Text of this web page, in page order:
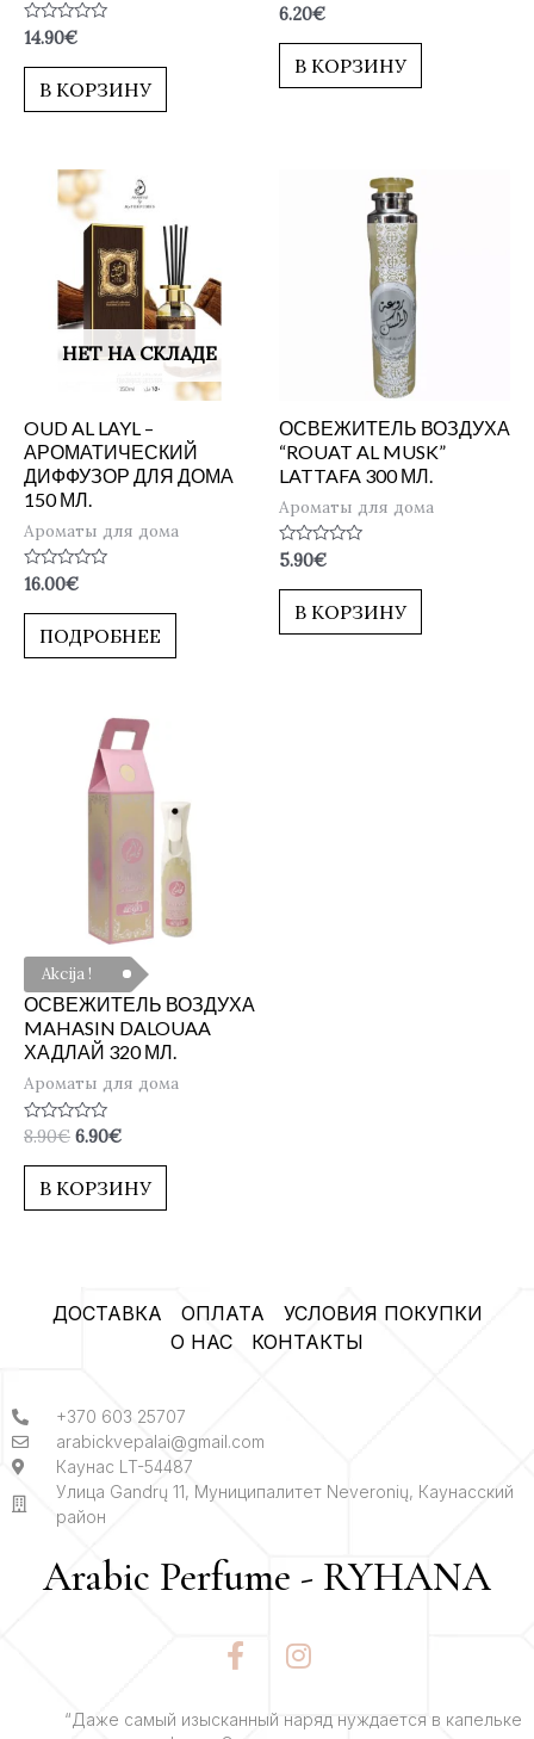
Оценка
0
из
14.90€
В КОРЗИНУ
Оценка
0
из
6.20€
В КОРЗИНУ
НЕТ НА СКЛАДЕ
OUD AL LAYL –
АРОМАТИЧЕСКИЙ
ДИФФУЗОР ДЛЯ ДОМА
150 МЛ.
Ароматы для дома
Оценка
0
из
16.00€
ПОДРОБНЕЕ
ОСВЕЖИТЕЛЬ ВОЗДУХА
“ROUAT AL MUSK”
LATTAFA 300 МЛ.
Ароматы для дома
Оценка
0
из
5.90€
В КОРЗИНУ
Akcija !
ОСВЕЖИТЕЛЬ ВОЗДУХА
MAHASIN DALOUAA
ХАДЛАЙ 320 МЛ.
Ароматы для дома
Оценка
из
8.90€ 6.90€
В КОРЗИНУ
ДОСТАВКА ОПЛАТА
УСЛОВИЯ ПОКУПКИ
О НАС
КОНТАКТЫ
+370 603 25707
arabickvepalai@gmail.com
Каунас LT-54487
Улица Gandrų 11, Муниципалитет Neveronių, Каунасский
район
Arabic Perfume - RYHANA
F
a
e
I
n
t
“Даже самый изысканный наряд нуждается в капельке